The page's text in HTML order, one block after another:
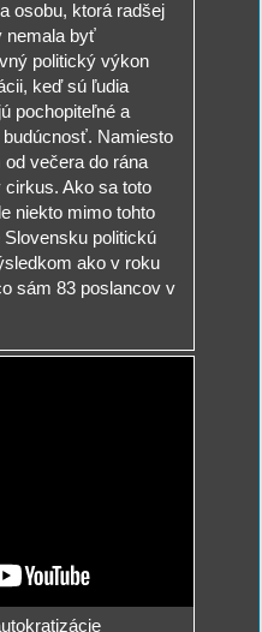
osobu, ktorá radšej
nemala byť
politický výkon
keď sú ľudia
pochopiteľné a
Namiesto
večera do rána
cirkus. Ako sa toto
niekto mimo tohto
politickú
ako v roku
sám 83 poslancov v